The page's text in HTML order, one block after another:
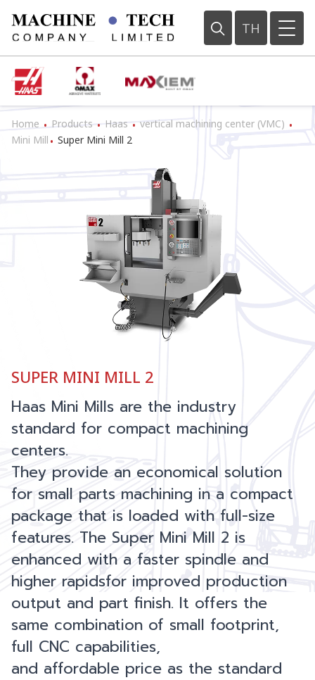
TH
Home • Products • Haas • vertical machining center (VMC) •
Mini Mill • Super Mini Mill 2
SUPER MINI MILL 2
Haas Mini Mills are the industry
standard for compact machining
centers.
They provide an economical solution
for small parts machining in a compact
package that is loaded with full-size
features. The Super Mini Mill 2 is
enhanced with a faster spindle and
higher rapidsfor improved production
output and part finish. It offers the
same combination of small footprint,
full CNC capabilities,
and affordable price as the standard